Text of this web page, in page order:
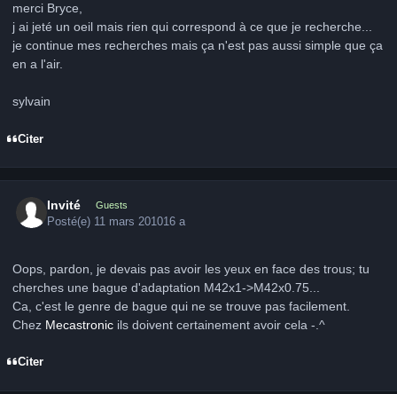
merci Bryce,
j ai jeté un oeil mais rien qui correspond à ce que je recherche...
je continue mes recherches mais ça n'est pas aussi simple que ça
en a l'air.
sylvain
Citer
Invité Guests
Posté(e) 11 mars 201016 a
Oops, pardon, je devais pas avoir les yeux en face des trous; tu
cherches une bague d'adaptation M42x1->M42x0.75...
Ca, c'est le genre de bague qui ne se trouve pas facilement.
Chez Mecastronic ils doivent certainement avoir cela -.^
Citer